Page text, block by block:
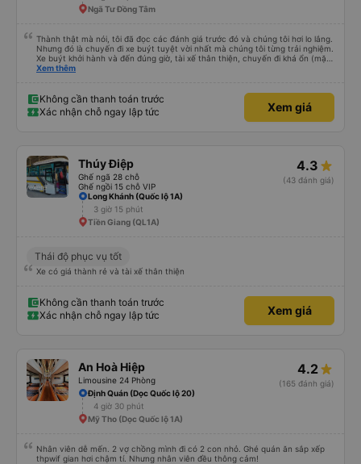
Ngã Tư Đồng Tâm
Thành thật mà nói, tôi đã đọc các đánh giá trước đó và chúng tôi hơi lo lắng.
Nhưng đó là chuyến đi xe buýt tuyệt vời nhất mà chúng tôi từng trải nghiệm.
Xe buýt khởi hành và đến đúng giờ, tài xế thân thiện, chuyến đi khá ổn (mặc
dù vẫn hơi xóc, nhưng đó là đặc trưng của Việt Nam ^^), và chỗ ngồi thoải
Xem thêm
Không cần thanh toán trước
Xác nhận chỗ ngay lập tức
Xem giá
Thúy Điệp
Ghế ngã 28 chỗ
Ghế ngồi 15 chỗ VIP
4.3
(43 đánh giá)
Long Khánh (Quốc lộ 1A)
3 giờ 15 phút
Tiền Giang (QL1A)
Thái độ phục vụ tốt
Xe có giá thành rẻ và tài xế thân thiện
Không cần thanh toán trước
Xác nhận chỗ ngay lập tức
Xem giá
An Hoà Hiệp
Limousine 24 Phòng
4.2
(165 đánh giá)
Định Quán (Dọc Quốc lộ 20)
4 giờ 30 phút
Mỹ Tho (Dọc Quốc lộ 1A)
Nhân viên dễ mến. 2 vợ chồng mình đi có 2 con nhỏ. Ghé quán ăn sắp xếp
thpwif gian hơi chậm tí. Nhưng nhân viên đều thông cảm!